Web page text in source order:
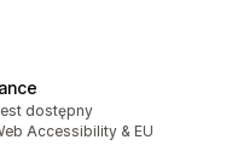
dostępny
Accessibility & EU